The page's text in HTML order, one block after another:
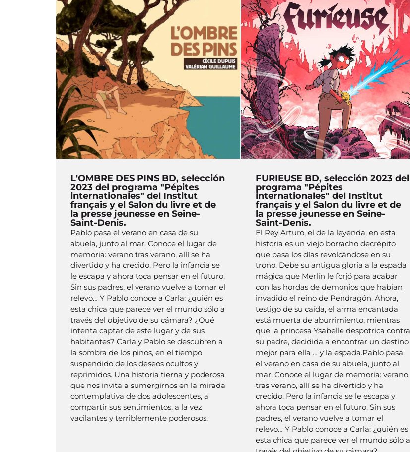
L'OMBRE DES PINS BD, selección
2023 del programa "Pépites
internationales" del Institut
français y el Salon du livre et de
la presse jeunesse en Seine-
Saint-Denis.
Pablo pasa el verano en casa de su
abuela, junto al mar. Conoce el lugar de
memoria: verano tras verano, allí se ha
divertido y ha crecido. Pero la infancia se
le escapa y ahora toca pensar en el futuro.
Sin sus padres, el verano vuelve a tomar el
relevo… Y Pablo conoce a Carla: ¿quién es
esta chica que parece ver el mundo sólo a
través del objetivo de su cámara? ¿Qué
intenta captar de este lugar y de sus
habitantes? Carla y Pablo se descubren a
la sombra de los pinos, en el tiempo
suspendido de los deseos ocultos y
reprimidos. Una historia tierna y poderosa
que nos invita a sumergirnos en la mirada
contemplativa de dos adolescentes, a
compartir sus sentimientos, a la vez
vacilantes y terriblemente poderosos.
FURIEUSE BD, selección 2023 del
programa "Pépites
internationales" del Institut
français y el Salon du livre et de
la presse jeunesse en Seine-
Saint-Denis.
El Rey Arturo, el de la leyenda, en esta
historia es un viejo borracho decrépito
que pasa los días revolcándose en su
trono. Debe su antigua gloria a la espada
mágica que Merlín le forjó para acabar
con las hordas de demonios que habían
invadido el reino de Pendragón. Ahora,
testigo de su caída, el arma encantada
está muerta de aburrimiento, mientras
que la princesa Ysabelle despotrica contra
su padre, decidida a encontrar un destino
mejor para ella … y la espada.Pablo pasa
el verano en casa de su abuela, junto al
mar. Conoce el lugar de memoria: verano
tras verano, allí se ha divertido y ha
crecido. Pero la infancia se le escapa y
ahora toca pensar en el futuro. Sin sus
padres, el verano vuelve a tomar el
relevo… Y Pablo conoce a Carla: ¿quién es
esta chica que parece ver el mundo sólo a